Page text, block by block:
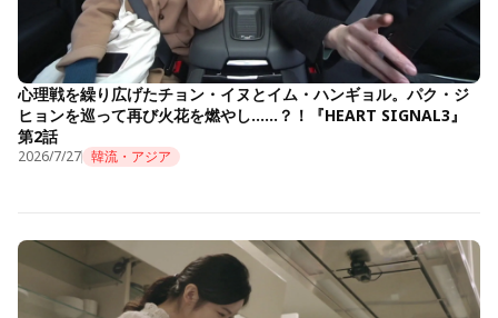
心理戦を繰り広げたチョン・イヌとイム・ハンギョル。パク・ジ
ヒョンを巡って再び火花を燃やし……？！『HEART SIGNAL3』
第2話
2026/7/27 韓流・アジア